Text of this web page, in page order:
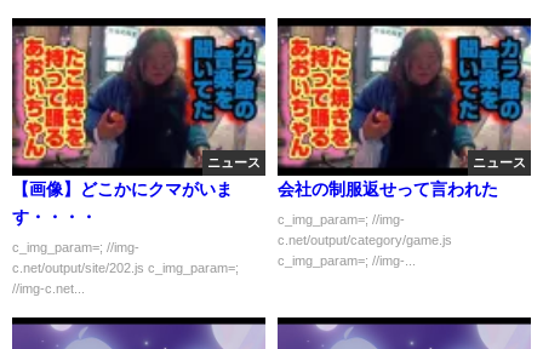
ニュース
【画像】どこかにクマがいま
す・・・・
c_img_param=; //img-
c.net/output/site/202.js c_img_param=;
//img-c.net...
ニュース
会社の制服返せって言われた
c_img_param=; //img-
c.net/output/category/game.js
c_img_param=; //img-...